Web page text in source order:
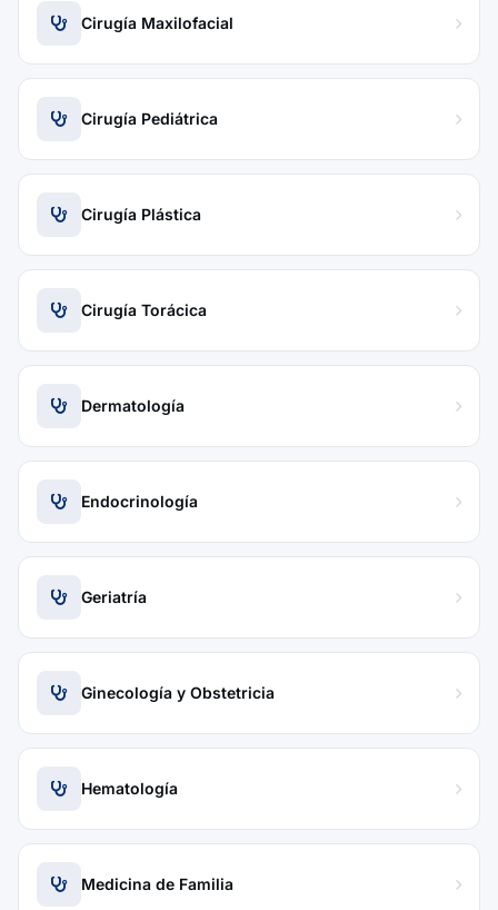
Cirugía Maxilofacial
Cirugía Pediátrica
Cirugía Plástica
Cirugía Torácica
Dermatología
Endocrinología
Geriatría
Ginecología y Obstetricia
Hematología
Medicina de Familia